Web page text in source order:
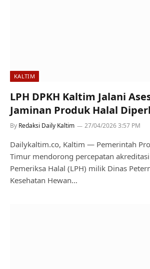
KALTIM
LPH DPKH Kaltim Jalani
Jaminan Produk Halal
By Redaksi Daily Kaltim 27/04/2026 3:57 PM
Dailykaltim.co, Kaltim — Pemerintah
Timur mendorong percepatan
Pemeriksa Halal (LPH) milik Dinas
Kesehatan Hewan…